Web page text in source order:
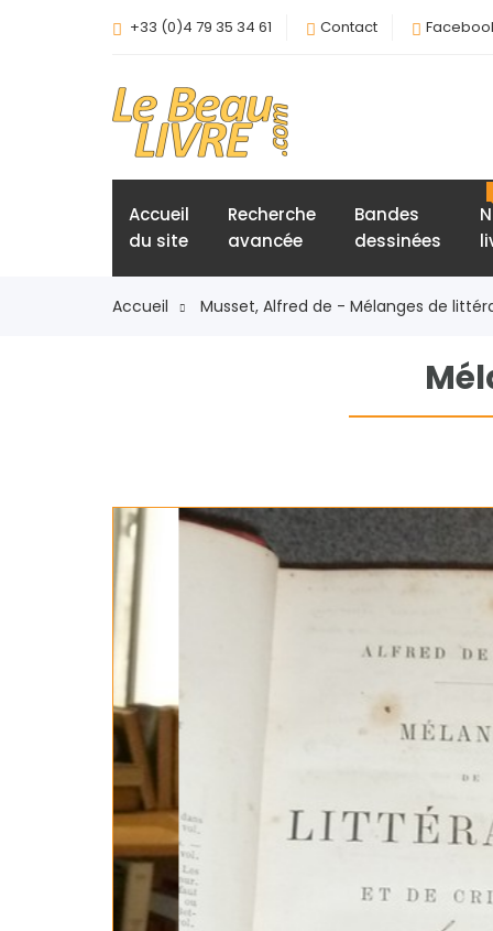
+33 (0)4 79 35 34 61 Contact
Accueil
du site
Recherche
avancée
Bandes
dessinées
Accueil Musset, Alfred de - Mélanges de